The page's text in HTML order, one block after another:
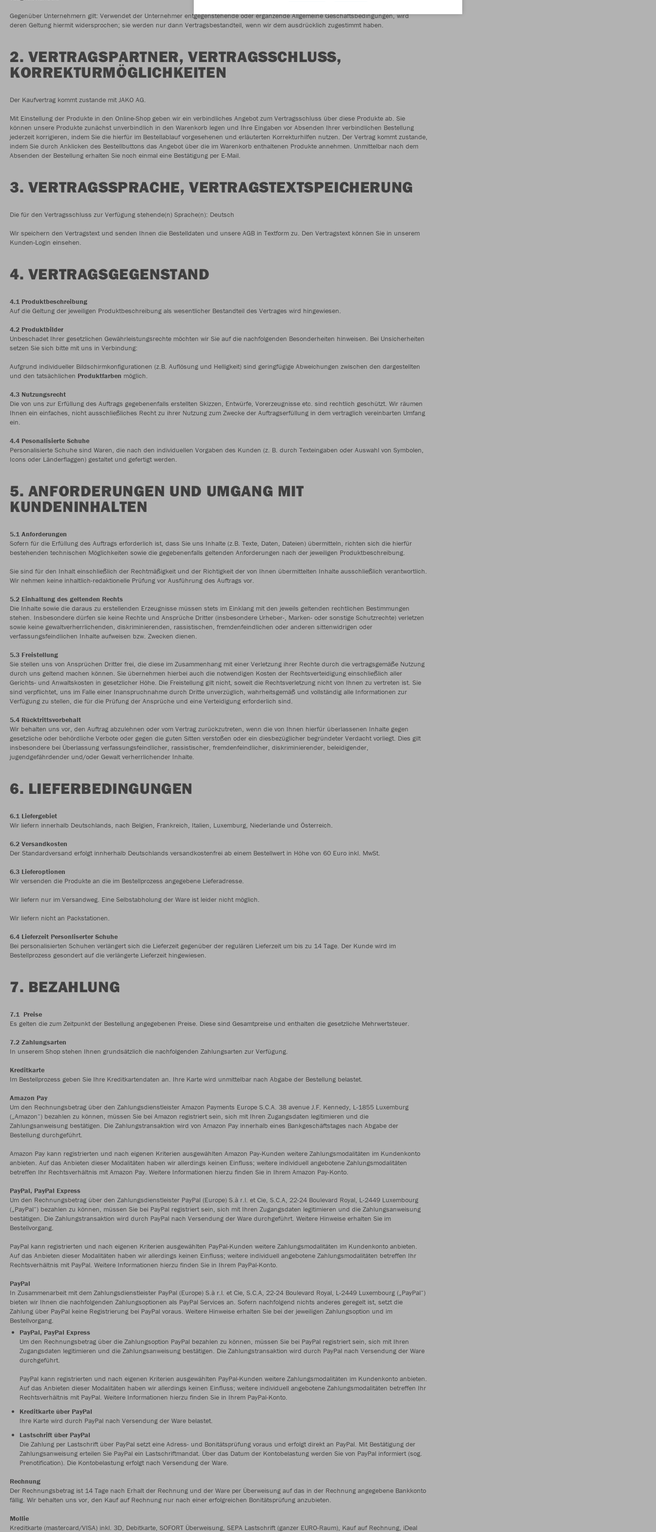
Gegenüber Unternehmern gilt: Verwendet der Unternehmer entgegenstehende oder ergänzende Allgemeine Geschäftsbedingungen, wird
deren Geltung hiermit widersprochen; sie werden nur dann Vertragsbestandteil, wenn wir dem ausdrücklich zugestimmt haben.
2. VERTRAGSPARTNER, VERTRAGSSCHLUSS,
KORREKTURMÖGLICHKEITEN
Der Kaufvertrag kommt zustande mit JAKO AG.
Mit Einstellung der Produkte in den Online-Shop geben wir ein verbindliches Angebot zum Vertragsschluss über diese Produkte ab. Sie
können unsere Produkte zunächst unverbindlich in den Warenkorb legen und Ihre Eingaben vor Absenden Ihrer verbindlichen Bestellung
jederzeit korrigieren, indem Sie die hierfür im Bestellablauf vorgesehenen und erläuterten Korrekturhilfen nutzen. Der Vertrag kommt zustande,
indem Sie durch Anklicken des Bestellbuttons das Angebot über die im Warenkorb enthaltenen Produkte annehmen. Unmittelbar nach dem
Absenden der Bestellung erhalten Sie noch einmal eine Bestätigung per E-Mail.
3. VERTRAGSSPRACHE, VERTRAGSTEXTSPEICHERUNG
Die für den Vertragsschluss zur Verfügung stehende(n) Sprache(n): Deutsch
Wir speichern den Vertragstext und senden Ihnen die Bestelldaten und unsere AGB in Textform zu. Den Vertragstext können Sie in unserem
Kunden-Login einsehen.
4. VERTRAGSGEGENSTAND
4.1 Produktbeschreibung
Auf die Geltung der jeweiligen Produktbeschreibung als wesentlicher Bestandteil des Vertrages wird hingewiesen.
4.2 Produktbilder
Unbeschadet Ihrer gesetzlichen Gewährleistungsrechte möchten wir Sie auf die nachfolgenden Besonderheiten hinweisen. Bei Unsicherheiten
setzen Sie sich bitte mit uns in Verbindung:
Aufgrund individueller Bildschirmkonfigurationen (z.B. Auflösung und Helligkeit) sind geringfügige Abweichungen zwischen den dargestellten
und den tatsächlichen Produktfarben möglich.
4.3 Nutzungsrecht
Die von uns zur Erfüllung des Auftrags gegebenenfalls erstellten Skizzen, Entwürfe, Vorerzeugnisse etc. sind rechtlich geschützt. Wir räumen
Ihnen ein einfaches, nicht ausschließliches Recht zu ihrer Nutzung zum Zwecke der Auftragserfüllung in dem vertraglich vereinbarten Umfang
ein.
4.4 Pesonalisierte Schuhe
Personalisierte Schuhe sind Waren, die nach den individuellen Vorgaben des Kunden (z. B. durch Texteingaben oder Auswahl von Symbolen,
Icons oder Länderflaggen) gestaltet und gefertigt werden.
5. ANFORDERUNGEN UND UMGANG MIT
KUNDENINHALTEN
5.1 Anforderungen
Sofern für die Erfüllung des Auftrags erforderlich ist, dass Sie uns Inhalte (z.B. Texte, Daten, Dateien) übermitteln, richten sich die hierfür
bestehenden technischen Möglichkeiten sowie die gegebenenfalls geltenden Anforderungen nach der jeweiligen Produktbeschreibung.
Sie sind für den Inhalt einschließlich der Rechtmäßigkeit und der Richtigkeit der von Ihnen übermittelten Inhalte ausschließlich verantwortlich.
Wir nehmen keine inhaltlich-redaktionelle Prüfung vor Ausführung des Auftrags vor.
5.2 Einhaltung des geltenden Rechts
Die Inhalte sowie die daraus zu erstellenden Erzeugnisse müssen stets im Einklang mit den jeweils geltenden rechtlichen Bestimmungen
stehen. Insbesondere dürfen sie keine Rechte und Ansprüche Dritter (insbesondere Urheber-, Marken- oder sonstige Schutzrechte) verletzen
sowie keine gewaltverherrlichenden, diskriminierenden, rassistischen, fremdenfeindlichen oder anderen sittenwidrigen oder
verfassungsfeindlichen Inhalte aufweisen bzw. Zwecken dienen.
5.3 Freistellung
Sie stellen uns von Ansprüchen Dritter frei, die diese im Zusammenhang mit einer Verletzung ihrer Rechte durch die vertragsgemäße Nutzung
durch uns geltend machen können. Sie übernehmen hierbei auch die notwendigen Kosten der Rechtsverteidigung einschließlich aller
Gerichts- und Anwaltskosten in gesetzlicher Höhe. Die Freistellung gilt nicht, soweit die Rechtsverletzung nicht von Ihnen zu vertreten ist. Sie
sind verpflichtet, uns im Falle einer Inanspruchnahme durch Dritte unverzüglich, wahrheitsgemäß und vollständig alle Informationen zur
Verfügung zu stellen, die für die Prüfung der Ansprüche und eine Verteidigung erforderlich sind.
5.4 Rücktrittsvorbehalt
Wir behalten uns vor, den Auftrag abzulehnen oder vom Vertrag zurückzutreten, wenn die von Ihnen hierfür überlassenen Inhalte gegen
gesetzliche oder behördliche Verbote oder gegen die guten Sitten verstoßen oder ein diesbezüglicher begründeter Verdacht vorliegt. Dies gilt
insbesondere bei Überlassung verfassungsfeindlicher, rassistischer, fremdenfeindlicher, diskriminierender, beleidigender,
jugendgefährdender und/oder Gewalt verherrlichender Inhalte.
6. LIEFERBEDINGUNGEN
6.1 Liefergebiet
Wir liefern innerhalb Deutschlands, nach Belgien, Frankreich, Italien, Luxemburg, Niederlande und Österreich.
6.2 Versandkosten
Der Standardversand erfolgt innherhalb Deutschlands versandkostenfrei ab einem Bestellwert in Höhe von 60 Euro inkl. MwSt.
6.3 Lieferoptionen
Wir versenden die Produkte an die im Bestellprozess angegebene Lieferadresse.
Wir liefern nur im Versandweg. Eine Selbstabholung der Ware ist leider nicht möglich.
Wir liefern nicht an Packstationen.
6.4 Lieferzeit Personliserter Schuhe
Bei personalisierten Schuhen verlängert sich die Lieferzeit gegenüber der regulären Lieferzeit um bis zu 14 Tage. Der Kunde wird im
Bestellprozess gesondert auf die verlängerte Lieferzeit hingewiesen.
7. BEZAHLUNG
7.1 Preise
Es gelten die zum Zeitpunkt der Bestellung angegebenen Preise. Diese sind Gesamtpreise und enthalten die gesetzliche Mehrwertsteuer.
7.2 Zahlungsarten
In unserem Shop stehen Ihnen grundsätzlich die nachfolgenden Zahlungsarten zur Verfügung.
Kreditkarte
Im Bestellprozess geben Sie Ihre Kreditkartendaten an. Ihre Karte wird unmittelbar nach Abgabe der Bestellung belastet.
Amazon Pay
Um den Rechnungsbetrag über den Zahlungsdienstleister Amazon Payments Europe S.C.A. 38 avenue J.F. Kennedy, L-1855 Luxemburg
(„Amazon“) bezahlen zu können, müssen Sie bei Amazon registriert sein, sich mit Ihren Zugangsdaten legitimieren und die
Zahlungsanweisung bestätigen. Die Zahlungstransaktion wird von Amazon Pay innerhalb eines Bankgeschäftstages nach Abgabe der
Bestellung durchgeführt.
Amazon Pay kann registrierten und nach eigenen Kriterien ausgewählten Amazon Pay-Kunden weitere Zahlungsmodalitäten im Kundenkonto
anbieten. Auf das Anbieten dieser Modalitäten haben wir allerdings keinen Einfluss; weitere individuell angebotene Zahlungsmodalitäten
betreffen Ihr Rechtsverhältnis mit Amazon Pay. Weitere Informationen hierzu finden Sie in Ihrem Amazon Pay-Konto.
PayPal, PayPal Express
Um den Rechnungsbetrag über den Zahlungsdienstleister PayPal (Europe) S.à r.l. et Cie, S.C.A, 22-24 Boulevard Royal, L-2449 Luxembourg
(„PayPal“) bezahlen zu können, müssen Sie bei PayPal registriert sein, sich mit Ihren Zugangsdaten legitimieren und die Zahlungsanweisung
bestätigen. Die Zahlungstransaktion wird durch PayPal nach Versendung der Ware durchgeführt. Weitere Hinweise erhalten Sie im
Bestellvorgang.
PayPal kann registrierten und nach eigenen Kriterien ausgewählten PayPal-Kunden weitere Zahlungsmodalitäten im Kundenkonto anbieten.
Auf das Anbieten dieser Modalitäten haben wir allerdings keinen Einfluss; weitere individuell angebotene Zahlungsmodalitäten betreffen Ihr
Rechtsverhältnis mit PayPal. Weitere Informationen hierzu finden Sie in Ihrem PayPal-Konto.
PayPal
In Zusammenarbeit mit dem Zahlungsdienstleister PayPal (Europe) S.à r.l. et Cie, S.C.A, 22-24 Boulevard Royal, L-2449 Luxembourg („PayPal“)
bieten wir Ihnen die nachfolgenden Zahlungsoptionen als PayPal Services an. Sofern nachfolgend nichts anderes geregelt ist, setzt die
Zahlung über PayPal keine Registrierung bei PayPal voraus. Weitere Hinweise erhalten Sie bei der jeweiligen Zahlungsoption und im
Bestellvorgang.
PayPal, PayPal Express
Um den Rechnungsbetrag über die Zahlungsoption PayPal bezahlen zu können, müssen Sie bei PayPal registriert sein, sich mit Ihren
Zugangsdaten legitimieren und die Zahlungsanweisung bestätigen. Die Zahlungstransaktion wird durch PayPal nach Versendung der Ware
durchgeführt.
PayPal kann registrierten und nach eigenen Kriterien ausgewählten PayPal-Kunden weitere Zahlungsmodalitäten im Kundenkonto anbieten.
Auf das Anbieten dieser Modalitäten haben wir allerdings keinen Einfluss; weitere individuell angebotene Zahlungsmodalitäten betreffen Ihr
Rechtsverhältnis mit PayPal. Weitere Informationen hierzu finden Sie in Ihrem PayPal-Konto.
Kreditkarte über PayPal
Ihre Karte wird durch PayPal nach Versendung der Ware belastet.
Lastschrift über PayPal
Die Zahlung per Lastschrift über PayPal setzt eine Adress- und Bonitätsprüfung voraus und erfolgt direkt an PayPal. Mit Bestätigung der
Zahlungsanweisung erteilen Sie PayPal ein Lastschriftmandat. Über das Datum der Kontobelastung werden Sie von PayPal informiert (sog.
Prenotification). Die Kontobelastung erfolgt nach Versendung der Ware.
Rechnung
Der Rechnungsbetrag ist 14 Tage nach Erhalt der Rechnung und der Ware per Überweisung auf das in der Rechnung angegebene Bankkonto
fällig. Wir behalten uns vor, den Kauf auf Rechnung nur nach einer erfolgreichen Bonitätsprüfung anzubieten.
Mollie
Kreditkarte (mastercard/VISA) inkl. 3D, Debitkarte, SOFORT Überweisung, SEPA Lastschrift (ganzer EURO-Raum), Kauf auf Rechnung, iDeal